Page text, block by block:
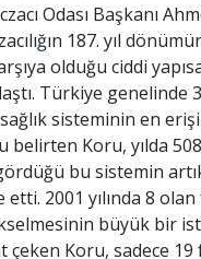
Odası Başkanı
187. yıl
olduğu ciddi
Türkiye genelinde
sisteminin en
belirten Koru, yılda
bu sistemin
etti. 2001 yılında 8
büyük bir
çeken Koru, sadece